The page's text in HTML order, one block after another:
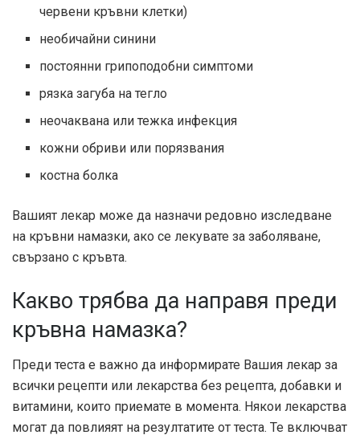
червени кръвни клетки)
необичайни синини
постоянни грипоподобни симптоми
рязка загуба на тегло
неочаквана или тежка инфекция
кожни обриви или порязвания
костна болка
Вашият лекар може да назначи редовно изследване
на кръвни намазки, ако се лекувате за заболяване,
свързано с кръвта.
Какво трябва да направя преди
кръвна намазка?
Преди теста е важно да информирате Вашия лекар за
всички рецепти или лекарства без рецепта, добавки и
витамини, които приемате в момента. Някои лекарства
могат да повлияят на резултатите от теста. Те включват